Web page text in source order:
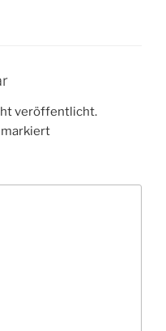
veröffentlicht.
markiert